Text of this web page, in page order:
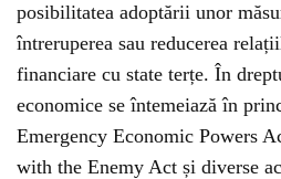
posibilitatea adoptării unor
întreruperea sau reducerea
financiare cu state terțe. În
economice se întemeiază în
Emergency Economic Powers
with the Enemy Act și diverse